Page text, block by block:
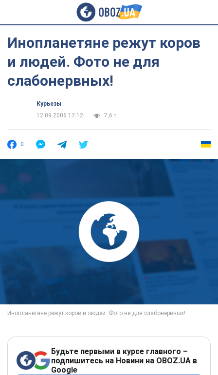
Инопланетяне режут коров
и людей. Фото не для
слабонервных!
Курьезы
12.09.2006 17:12
7,6 т.
0
Будьте первыми в курсе главного –
подпишитесь на Новини на OBOZ.UA в
Google